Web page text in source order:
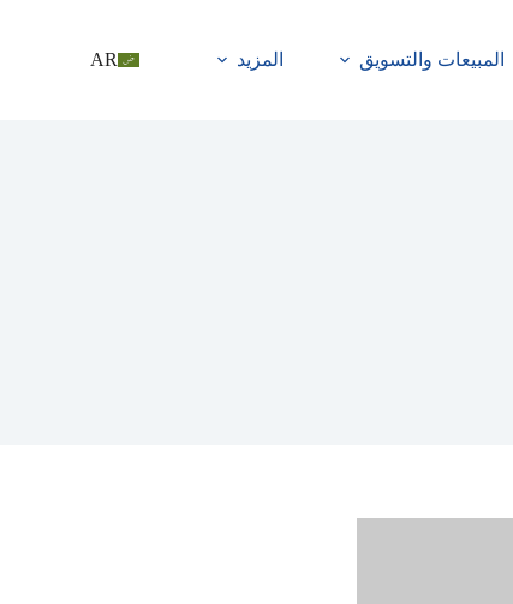
المبيعات والتسويق المزيد AR